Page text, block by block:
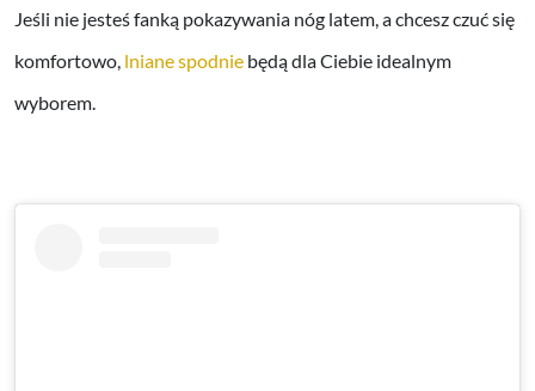
Jeśli nie jesteś fanką pokazywania nóg latem, a chcesz czuć się
komfortowo, lniane spodnie będą dla Ciebie idealnym
wyborem.